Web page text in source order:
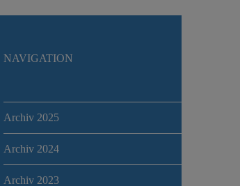
NAVIGATION
Archiv 2025
Archiv 2024
Archiv 2023